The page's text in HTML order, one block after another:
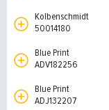
Kolbenschmidt
50014180
Blue Print
ADV182256
Blue Print
ADJ132207